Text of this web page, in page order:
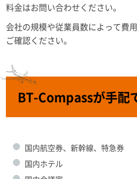
料金はお問い合わせください。
会社の規模や従業員数によって費
ご確認ください。
BT-Compassが手配
国内航空券、新幹線、特急券
国内ホテル